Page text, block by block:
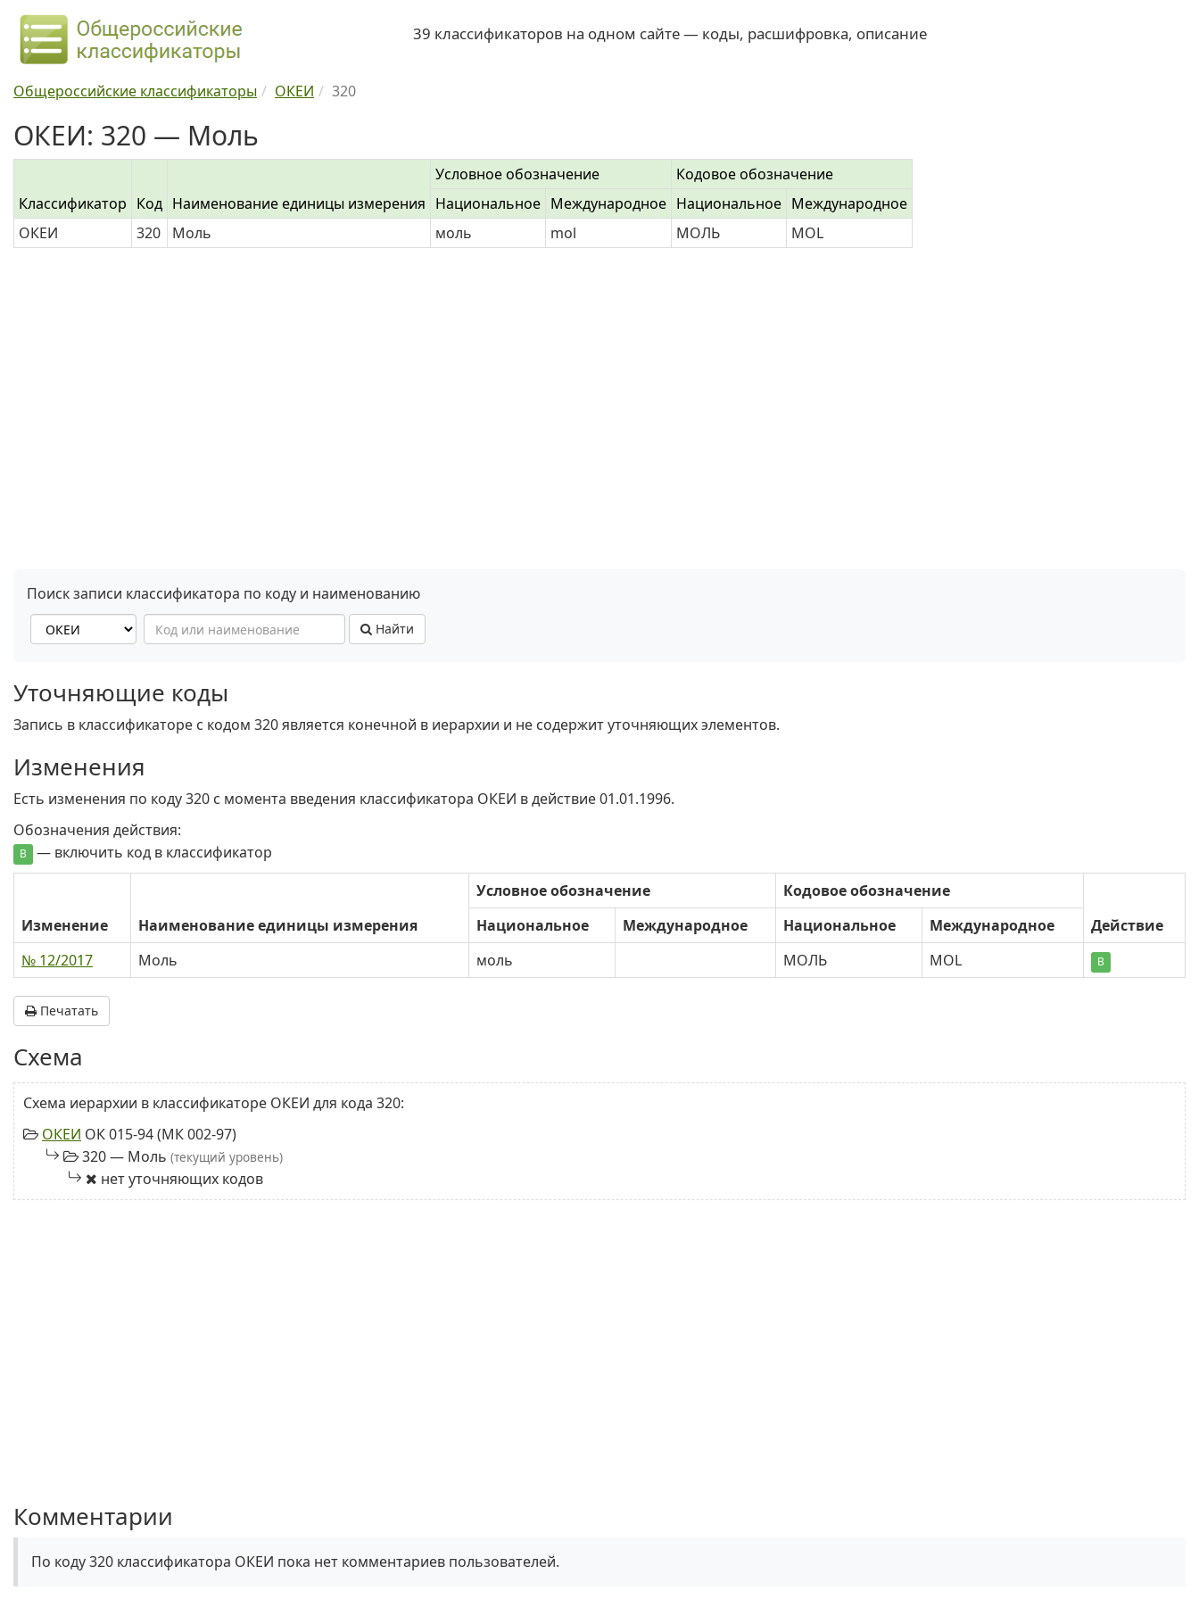
39 классификаторов на одном сайте — коды, расшифровка, описание
Общероссийские классификаторы ОКЕИ 320
ОКЕИ: 320 — Моль
Классификатор Код Наименование единицы измерения
Условное обозначение
Кодовое обозначение
Национальное Международное Национальное Международное
ОКЕИ
320 Моль моль mol МОЛЬ MOL
Поиск записи классификатора по коду и наименованию
Найти
Уточняющие коды
Запись в классификаторе с кодом 320 является конечной в иерархии и не содержит уточняющих элементов.
Изменения
Есть изменения по коду 320 c момента введения классификатора ОКЕИ в действие 01.01.1996.
Обозначения действия:
В — включить код в классификатор
Изменение Наименование единицы измерения
Условное обозначение
Кодовое обозначение
Действие
Национальное Международное Национальное
Международное
№ 12/2017
Моль моль МОЛЬ MOL В
Печатать
Схема
Схема иерархии в классификаторе ОКЕИ для кода 320:
ОКЕИ ОК 015-94 (МК 002-97)
320 — Моль (текущий уровень)
нет уточняющих кодов
Комментарии
По коду 320 классификатора ОКЕИ пока нет комментариев пользователей.